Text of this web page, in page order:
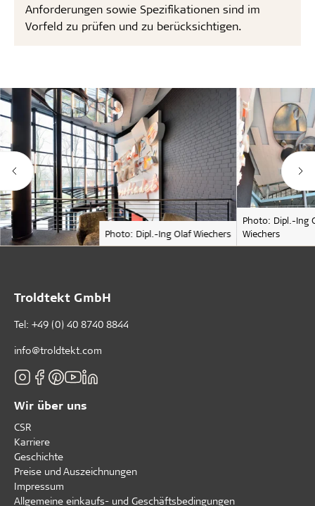
Anforderungen sowie Spezifikationen sind im
Vorfeld zu prüfen und zu berücksichtigen.
Photo: Dipl.-Ing Olaf Wiechers
Photo: Dipl.-Ing
Wiechers
Troldtekt GmbH
Tel: +49 (0) 40 8740 8844
info@troldtekt.com
Wir über uns
CSR
Karriere
Geschichte
Preise und Auszeichnungen
Impressum
Allgemeine einkaufs- und Geschäftsbedingungen